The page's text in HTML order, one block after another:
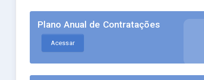
Plano Anual de Contratações
Acessar